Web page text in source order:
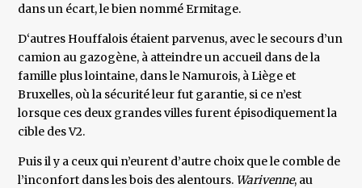
dans un écart, le bien nommé Ermitage.
D‘autres Houffalois étaient parvenus, avec le secours d’un
camion au gazogène, à atteindre un accueil dans de la
famille plus lointaine, dans le Namurois, à Liège et
Bruxelles, où la sécurité leur fut garantie, si ce n’est
lorsque ces deux grandes villes furent épisodiquement la
cible des V2.
Puis il y a ceux qui n’eurent d’autre choix que le comble de
l’inconfort dans les bois des alentours. Warivenne, au